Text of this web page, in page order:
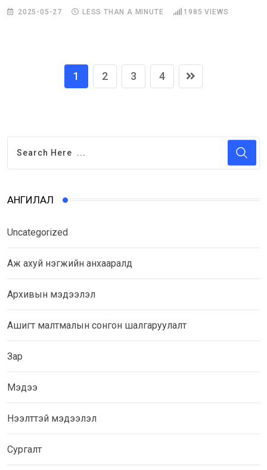
2025-05-27 LESS THAN A MINUTE 1985 VIEWS
1 2 3 4
АНГИЛАЛ
Uncategorized
Аж ахуй нэгжийн анхааралд
Архивын мэдээлэл
Ашигт малтмалын сонгон шалгаруулалт
Зар
Мэдээ
Нээлттэй мэдээлэл
Сургалт